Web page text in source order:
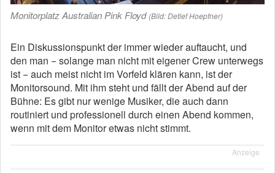
Monitorplatz Australian Pink Floyd (Bild: Detlef Hoepfner)
Ein Diskussionspunkt der immer wieder auftaucht, und
den man − solange man nicht mit eigener Crew unterwegs
ist − auch meist nicht im Vorfeld klären kann, ist der
Monitorsound. Mit ihm steht und fällt der Abend auf der
Bühne: Es gibt nur wenige Musiker, die auch dann
routiniert und professionell durch einen Abend kommen,
wenn mit dem Monitor etwas nicht stimmt.
Anzeige